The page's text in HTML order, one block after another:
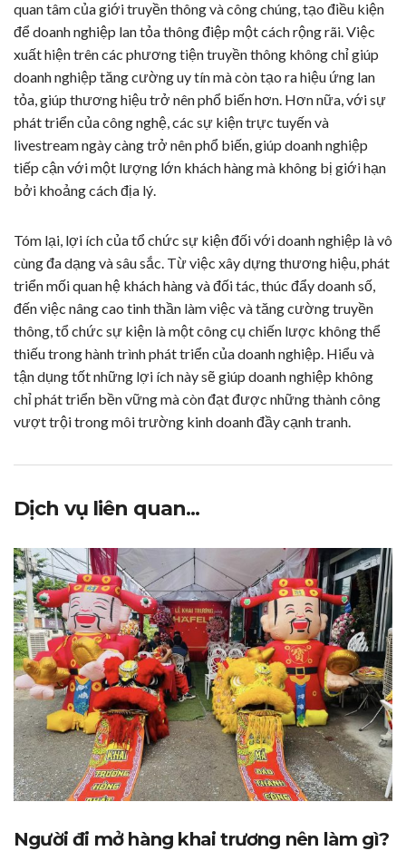
quan tâm của giới truyền thông và công chúng, tạo điều kiện
để doanh nghiệp lan tỏa thông điệp một cách rộng rãi. Việc
xuất hiện trên các phương tiện truyền thông không chỉ giúp
doanh nghiệp tăng cường uy tín mà còn tạo ra hiệu ứng lan
tỏa, giúp thương hiệu trở nên phổ biến hơn. Hơn nữa, với sự
phát triển của công nghệ, các sự kiện trực tuyến và
livestream ngày càng trở nên phổ biến, giúp doanh nghiệp
tiếp cận với một lượng lớn khách hàng mà không bị giới hạn
bởi khoảng cách địa lý.
Tóm lại, lợi ích của tổ chức sự kiện đối với doanh nghiệp là vô
cùng đa dạng và sâu sắc. Từ việc xây dựng thương hiệu, phát
triển mối quan hệ khách hàng và đối tác, thúc đẩy doanh số,
đến việc nâng cao tinh thần làm việc và tăng cường truyền
thông, tổ chức sự kiện là một công cụ chiến lược không thể
thiếu trong hành trình phát triển của doanh nghiệp. Hiểu và
tận dụng tốt những lợi ích này sẽ giúp doanh nghiệp không
chỉ phát triển bền vững mà còn đạt được những thành công
vượt trội trong môi trường kinh doanh đầy cạnh tranh.
Dịch vụ liên quan...
Người đi mở hàng khai trương nên làm gì?